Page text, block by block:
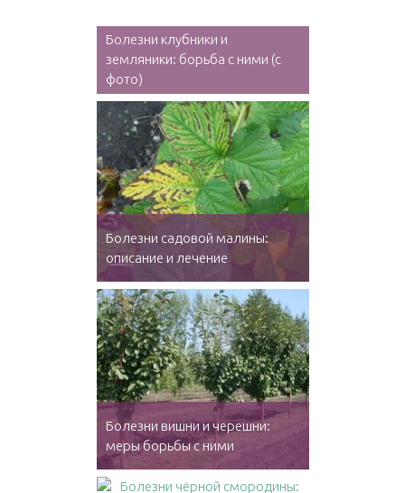
Болезни клубники и
земляники: борьба с ними (с
фото)
Болезни садовой малины:
описание и лечение
Болезни вишни и черешни:
меры борьбы с ними